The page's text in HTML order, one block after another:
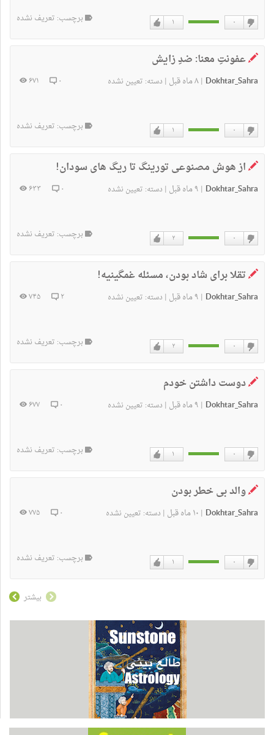
۱ ۰
ندارم
برچسب: تعریف نشده
عفونتِ معنا: ضدِ زایش
Dokhtar_Sahra
|۸ ماه قبل | دسته: تعیین نشده ۰ ۶۷۱
۱ ۰
ندارم
برچسب: تعریف نشده
از هوش مصنوعی تورینگ تا ریگ های سودان!
Dokhtar_Sahra
| ۹ ماه قبل | دسته: تعیین نشده ۰ ۶۳۳
۲ ۰
ندارم
برچسب: تعریف نشده
تقلا برای شاد بودن، مسئله غمگینیه!
Dokhtar_Sahra
| ۹ ماه قبل | دسته: تعیین نشده ۲ ۷۴۵
۲ ۰
ندارم
برچسب: تعریف نشده
دوست داشتن خودم
Dokhtar_Sahra
| ۹ ماه قبل | دسته: تعیین نشده ۰ ۶۷۷
۱ ۰
ندارم
برچسب: تعریف نشده
والد بی خطر بودن
Dokhtar_Sahra
| ۱۰ ماه قبل | دسته: تعیین نشده ۰ ۷۷۵
۱ ۰ برچسب: تعریف نشده
بیشتر